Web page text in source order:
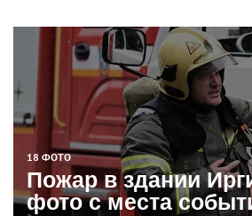
18 ФОТО
Пожар в здании
фото с места